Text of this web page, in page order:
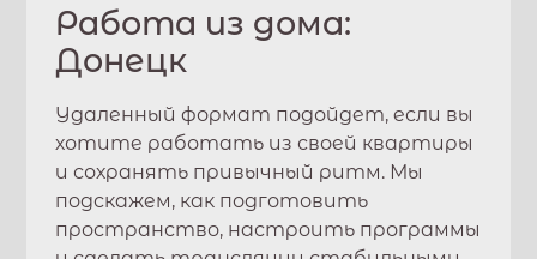
Работа из дома:
Донецк
Удаленный формат подойдет, если вы
хотите работать из своей квартиры
и сохранять привычный ритм. Мы
подскажем, как подготовить
пространство, настроить программы